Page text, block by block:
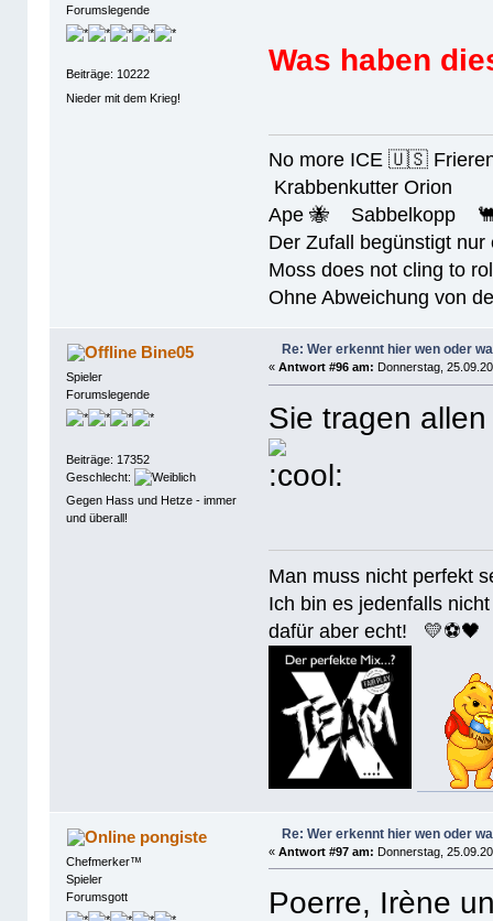
Forumslegende
Beiträge: 10222
Nieder mit dem Krieg!
Was haben
No more ICE 🇺🇸
Krabbenkutter Orion
Ape 🐝 Sabbelkopp
Der Zufall begünstigt
Moss does not cling to
Ohne Abweichung von
Bine05
Spieler
Forumslegende
Beiträge: 17352
Geschlecht:
Gegen Hass und Hetze - immer
und überall!
Re: Wer erkennt hier wen oder
«Antwort #96 am: Donnerstag,
Sie tragen
Man muss nicht
Ich bin es jedenfalls
dafür aber echt! 💛⚽️🖤
pongiste
Chefmerker™
Spieler
Forumsgott
Re: Wer erkennt hier wen oder
«Antwort #97 am: Donnerstag,
Poerre, Irène